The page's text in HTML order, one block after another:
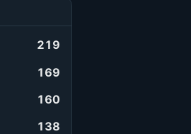
219
169
160
138